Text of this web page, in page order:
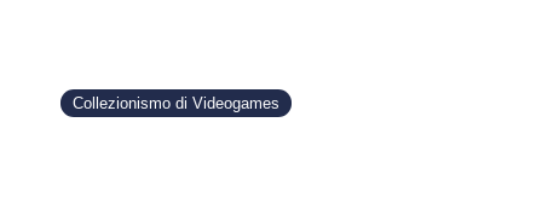
Collezionismo di Videogames